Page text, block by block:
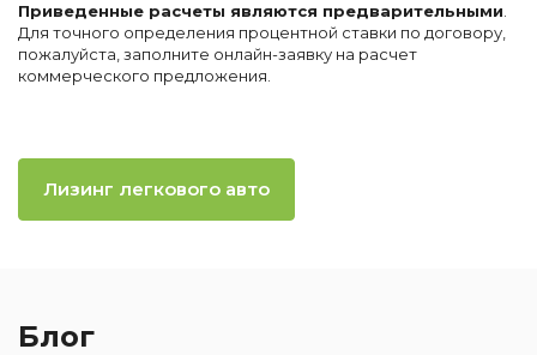
Приведенные расчеты являются предварительными
Для точного определения процентной ставки по договору,
пожалуйста, заполните онлайн-заявку на расчет
коммерческого предложения.
Лизинг легкового авто
Блог